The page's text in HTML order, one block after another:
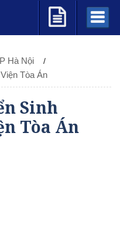
Hà Nội
Tòa Án
Sinh
Tòa Án